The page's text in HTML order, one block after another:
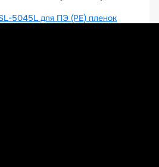
5045L для ПЭ (PE) пленок